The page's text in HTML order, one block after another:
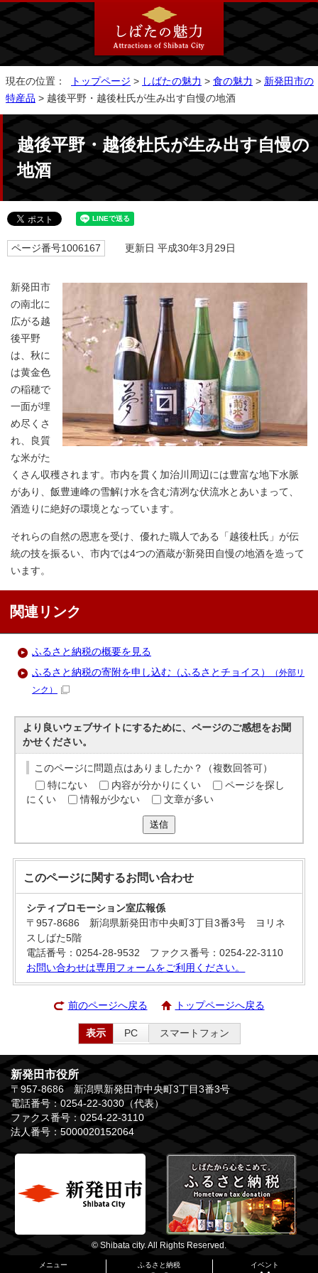
現在の位置： トップページ > しばたの魅力 > 食の魅力 > 新発田市の
特産品 > 越後平野・越後杜氏が生み出す自慢の地酒
越後平野・越後杜氏が生み出す自慢の
地酒
ページ番号1006167 更新日 平成30年3月29日
新発田市
の南北に
広がる越
後平野
は、秋に
は黄金色
の稲穂で
一面が埋
め尽くさ
れ、良質
な米がた
くさん収穫されます。市内を貫く加治川周辺には豊富な地下水脈
があり、飯豊連峰の雪解け水を含む清冽な伏流水とあいまって、
酒造りに絶好の環境となっています。
それらの自然の恩恵を受け、優れた職人である「越後杜氏」が伝
統の技を振るい、市内では4つの酒蔵が新発田自慢の地酒を造って
います。
関連リンク
ふるさと納税の概要を見る
ふるさと納税の寄附を申し込む（ふるさとチョイス）
（外部リ
ンク）
より良いウェブサイトにするために、ページのご感想をお聞
かせください。
このページに問題点はありましたか？（複数回答可）
特にない
内容が分かりにくい
ページを探し
にくい
情報が少ない 文章が多い
送信
このページに関するお問い合わせ
シティプロモーション室広報係
〒957-8686 新潟県新発田市中央町3丁目3番3号 ヨリネ
スしばた5階
電話番号：0254-28-9532 ファクス番号：0254-22-3110
お問い合わせは専用フォームをご利用ください。
前のページへ戻る トップページへ戻る
表示 PC スマートフォン
メニュー ふるさと納税 イベント
新発田市役所
〒957-8686 新潟県新発田市中央町3丁目3番3号
電話番号：0254-22-3030（代表）
ファクス番号：0254-22-3110
法人番号：5000020152064
© Shibata city. All Rights Reserved.